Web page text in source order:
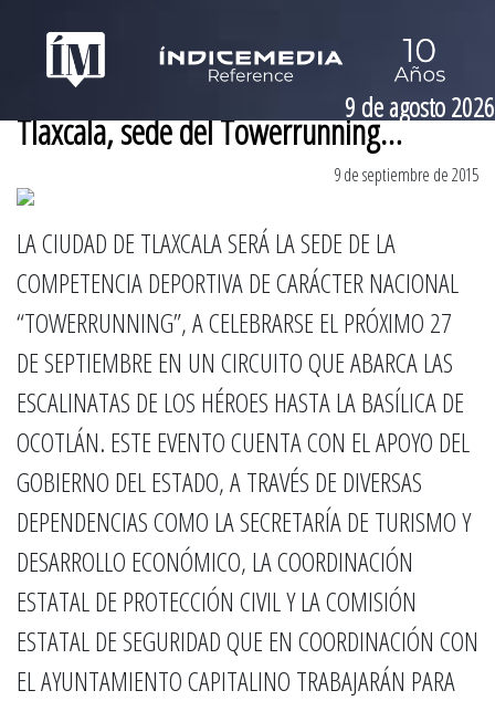
9 de agosto 2026
Tlaxcala, sede del Towerrunning…
9 de septiembre de 2015
LA CIUDAD DE TLAXCALA SERÁ LA SEDE DE LA
COMPETENCIA DEPORTIVA DE CARÁCTER NACIONAL
“TOWERRUNNING”, A CELEBRARSE EL PRÓXIMO 27
DE SEPTIEMBRE EN UN CIRCUITO QUE ABARCA LAS
ESCALINATAS DE LOS HÉROES HASTA LA BASÍLICA DE
OCOTLÁN. ESTE EVENTO CUENTA CON EL APOYO DEL
GOBIERNO DEL ESTADO, A TRAVÉS DE DIVERSAS
DEPENDENCIAS COMO LA SECRETARÍA DE TURISMO Y
DESARROLLO ECONÓMICO, LA COORDINACIÓN
ESTATAL DE PROTECCIÓN CIVIL Y LA COMISIÓN
ESTATAL DE SEGURIDAD QUE EN COORDINACIÓN CON
EL AYUNTAMIENTO CAPITALINO TRABAJARÁN PARA